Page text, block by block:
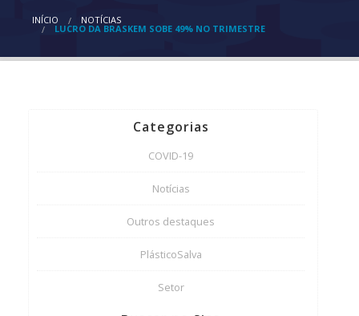
INÍCIO NOTÍCIAS
LUCRO DA BRASKEM SOBE 49% NO TRIMESTRE
Categorias
COVID-19
Notícias
Outros destaques
PlásticoSalva
Setor